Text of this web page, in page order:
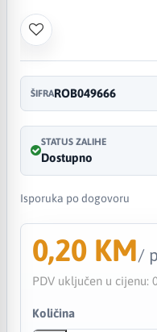
ŠIFRAROB049666
STATUS ZALIHE
Dostupno
Isporuka po dogovoru
0,20 KM/
PDV uključen u cijenu:
Količina